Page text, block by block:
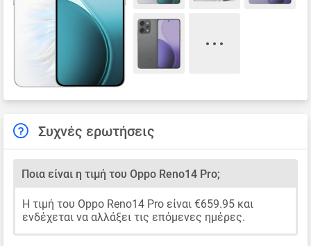
Συχνές ερωτήσεις
Ποια είναι η τιμή του Oppo Reno14 Pro;
Η τιμή του Oppo Reno14 Pro είναι €659.95 και
ενδέχεται να αλλάξει τις επόμενες ημέρες.